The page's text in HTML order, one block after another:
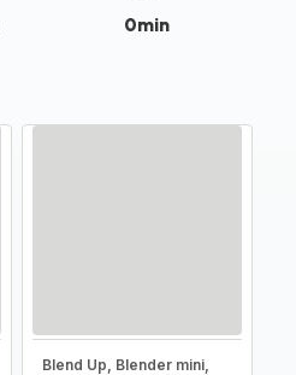
0min
Blend Up, Blender mini,